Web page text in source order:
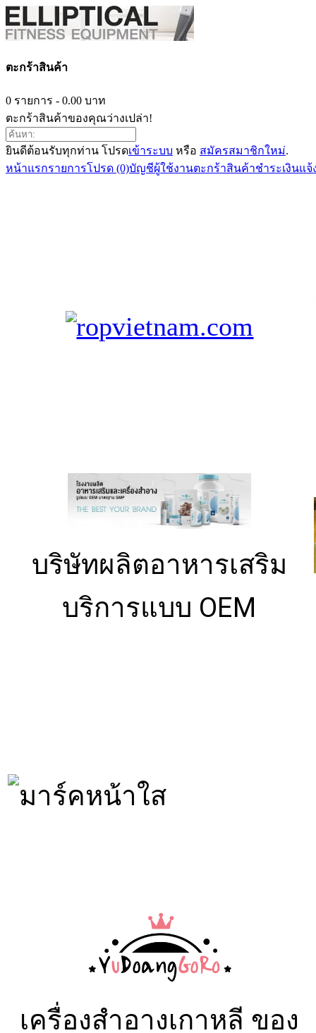
ตะกร้าสินค้า
0 รายการ - 0.00 บาท
ตะกร้าสินค้าของคุณว่างเปล่า!
ยินดีต้อนรับทุกท่าน โปรดเข้าระบบ หรือ สมัครสมาชิกใหม่.
หน้าแรกรายการโปรด (0)บัญชีผู้ใช้งานตะกร้าสินค้าชำระเงินแจ้
บริษัทผลิตอาหารเสริม
บริการแบบ OEM
เครื่องสำอางเกาหลี ของ